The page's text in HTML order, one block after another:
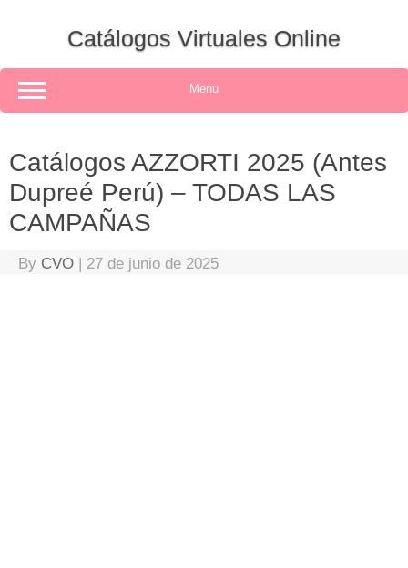
Catálogos Virtuales Online
Menu
Catálogos AZZORTI 2025 (Antes
Dupreé Perú) – TODAS LAS
CAMPAÑAS
By CVO | 27 de junio de 2025